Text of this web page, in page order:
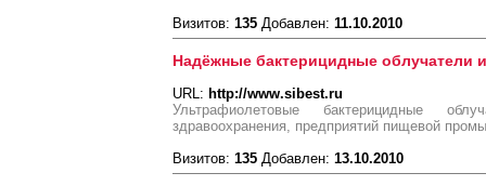
Визитов: 135 Добавлен: 11.10.2010
Надёжные бактерицидные облучатели
URL: http://www.sibest.ru
Ультрафиолетовые бактерицидные
здравоохранения, предприятий пищевой
Визитов: 135 Добавлен: 13.10.2010